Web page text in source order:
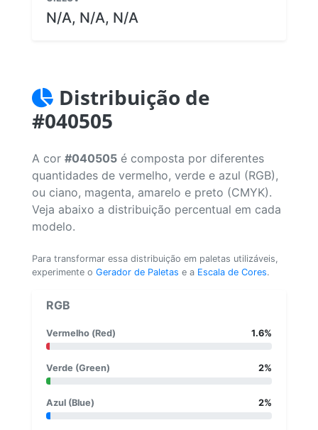
N/A, N/A, N/A
Distribuição de
#040505
A cor #040505 é composta por diferentes
quantidades de vermelho, verde e azul (RGB),
ou ciano, magenta, amarelo e preto (CMYK).
Veja abaixo a distribuição percentual em cada
modelo.
Para transformar essa distribuição em paletas utilizáveis,
experimente o Gerador de Paletas e a Escala de Cores.
RGB
Vermelho (Red) 1.6%
Verde (Green) 2%
Azul (Blue) 2%